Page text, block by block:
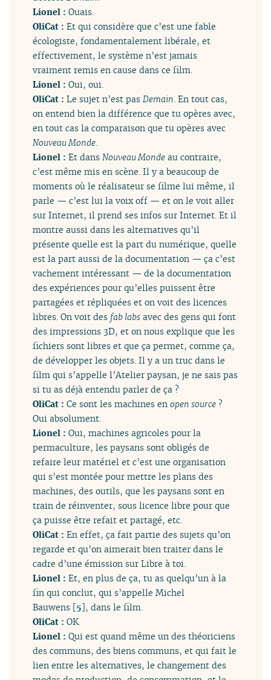
Lionel : Ouais.
OliCat : Et qui considère que c’est une fable
écologiste, fondamentalement libérale, et
effectivement, le système n’est jamais
vraiment remis en cause dans ce film.
Lionel : Oui, oui.
OliCat : Le sujet n’est pasDemain. En tout cas,
on entend bien la différence que tu opères avec,
en tout cas la comparaison que tu opères avec
Nouveau Monde.
Lionel : Et dansNouveau Monde au contraire,
c’est même mis en scène. Il y a beaucoup de
moments où le réalisateur se filme lui même, il
parle — c’est lui la voix off — et on le voit aller
sur Internet, il prend ses infos sur Internet. Et il
montre aussi dans les alternatives qu’il
présente quelle est la part du numérique, quelle
est la part aussi de la documentation — ça c’est
vachement intéressant — de la documentation
des expériences pour qu’elles puissent être
partagées et répliquées et on voit des licences
libres. On voit des fab labs avec des gens qui font
des impressions 3D, et on nous explique que les
fichiers sont libres et que ça permet, comme ça,
de développer les objets. Il y a un truc dans le
film qui s’appelle l’Atelier paysan, je ne sais pas
si tu as déjà entendu parler de ça ?
OliCat : Ce sont les machines enopen source ?
Oui absolument.
Lionel : Oui, machines agricoles pour la
permaculture, les paysans sont obligés de
refaire leur matériel et c’est une organisation
qui s’est montée pour mettre les plans des
machines, des outils, que les paysans sont en
train de réinventer, sous licence libre pour que
ça puisse être refait et partagé, etc.
OliCat : En effet, ça fait partie des sujets qu’on
regarde et qu’on aimerait bien traiter dans le
cadre d’une émission sur Libre à toi.
Lionel : Et, en plus de ça, tu as quelqu’un à la
fin qui conclut, qui s’appelle Michel
Bauwens [5], dans le film.
OliCat : OK.
Lionel : Qui est quand même un des théoriciens
des communs, des biens communs, et qui fait le
lien entre les alternatives, le changement des